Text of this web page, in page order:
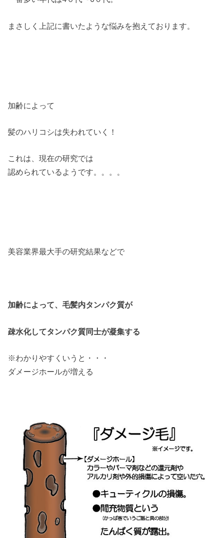
まさしく上記に書いたような悩みを抱えております。
加齢によって
髪のハリコシは失われていく！
これは、現在の研究では
認められているようです。。。。
美容業界最大手の研究結果などで
加齢によって、毛髪内タンパク質が
疎水化してタンパク質同士が凝集する
※わかりやすくいうと・・・
ダメージホールが増える